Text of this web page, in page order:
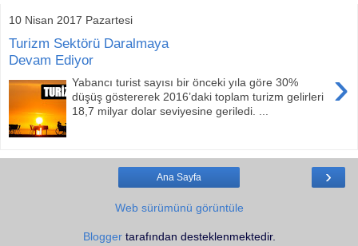
10 Nisan 2017 Pazartesi
Turizm Sektörü Daralmaya
Devam Ediyor
›
Yabancı turist sayısı bir önceki yıla göre 30%
düşüş göstererek 2016’daki toplam turizm gelirleri
18,7 milyar dolar seviyesine geriledi. ...
›
Ana Sayfa
Web sürümünü görüntüle
Bloggertarafından desteklenmektedir.